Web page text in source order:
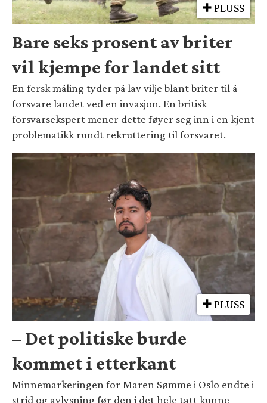
PLUSS
Bare seks prosent av briter
vil kjempe for landet sitt
En fersk måling tyder på lav vilje blant briter til å
forsvare landet ved en invasjon. En britisk
forsvarsekspert mener dette føyer seg inn i en kjent
problematikk rundt rekruttering til forsvaret.
PLUSS
– Det politiske burde
kommet i etterkant
Minnemarkeringen for Maren Sømme i Oslo endte i
strid og avlysning før den i det hele tatt kunne